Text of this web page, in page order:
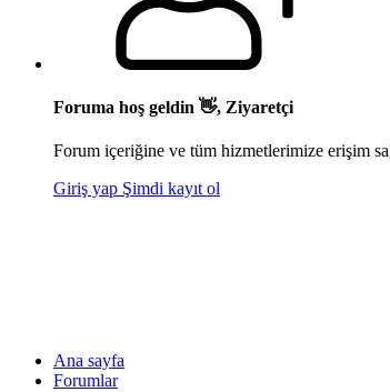
Foruma hoş geldin 👋, Ziyaretçi
Forum içeriğine ve tüm hizmetlerimize erişim
Giriş yap Şimdi kayıt ol
Ana sayfa
Forumlar